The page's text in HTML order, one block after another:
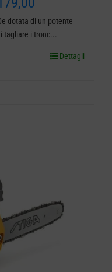
di
prezzo:
dotata di un potente
i tronc...
scelte
nella
Dettagli